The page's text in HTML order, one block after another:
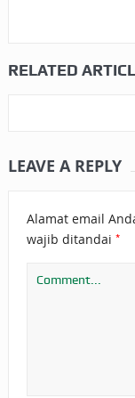
RELATED
LEAVE A REPLY
Alamat email
wajib ditandai *